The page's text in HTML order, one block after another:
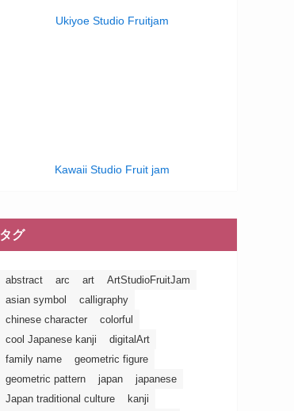
Ukiyoe Studio Fruitjam
Kawaii Studio Fruit jam
タグ
abstract arc art
ArtStudioFruitJam
asian symbol
calligraphy
chinese character
colorful
cool Japanese kanji
digitalArt
family name
geometric figure
geometric pattern
japan
japanese
Japan traditional culture
kanji